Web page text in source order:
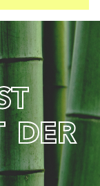
T
DER